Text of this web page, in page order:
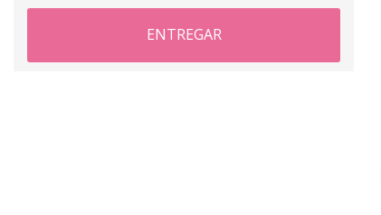
ENTREGAR